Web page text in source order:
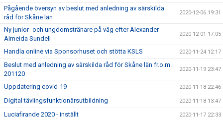
Pågående översyn av beslut med anledning av särskilda
råd för Skåne län
2020-12-06 19:31
Ny junior- och ungdomstränare på väg efter Alexander
Almeida Sundell
2020-12-01 17:05
Handla online via Sponsorhuset och stötta KSLS 2020-11-24 12:17
Beslut med anledning av särskilda råd för Skåne län fr.o.m.
201120
2020-11-19 23:47
Uppdatering covid-19 2020-11-18 22:46
Digital tävlingsfunktionärsutbildning 2020-11-18 13:47
Luciafirande 2020 - inställt 2020-11-17 22:33